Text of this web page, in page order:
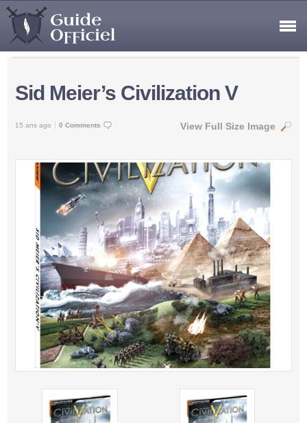
Sid Meier’s Civilization V
15 ans ago 0 Comments View Full Size Image